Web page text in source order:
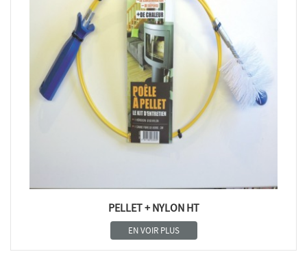
PELLET + NYLON HT
EN VOIR PLUS